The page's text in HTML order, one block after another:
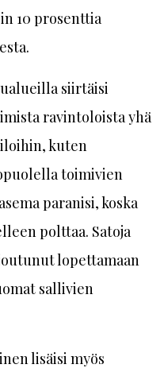
10 prosenttia
siirtäisi
ravintoloista yhä
kuten
toimivien
paranisi, koska
polttaa. Satoja
lopettamaan
sallivien
lisäisi myös